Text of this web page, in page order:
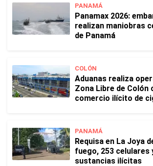
PANAMÁ
Panamax 2026:
realizan maniobras
de Panamá
COLÓN
Aduanas realiza
Zona Libre de Colón
comercio ilícito de
PANAMÁ
Requisa en La Joya
fuego, 253 celulares
sustancias ilícitas